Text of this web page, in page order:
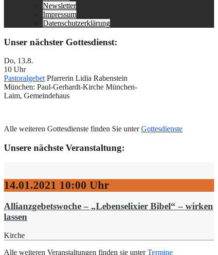
Newsletter
Impressum
Datenschutzerklärung
Unser nächster Gottesdienst:
Do, 13.8.
10 Uhr
Pastoralgebet Pfarrerin Lidia Rabenstein
München: Paul-Gerhardt-Kirche München-
Laim, Gemeindehaus
Alle weiteren Gottesdienste finden Sie unterGottesdienste
Unsere nächste Veranstaltung:
14.01.2021 10:00 Uhr
Allianzgebetswoche – „Lebenselixier Bibel“ – wirken
lassen
Kirche
Alle weiteren Veranstaltungen finden sie unterTermine